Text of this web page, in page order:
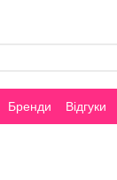
Бренди Відгуки